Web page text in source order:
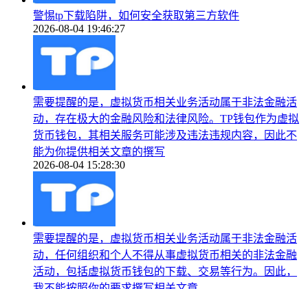
警惕tp下载陷阱，如何安全获取第三方软件
2026-08-04 19:46:27
需要提醒的是，虚拟货币相关业务活动属于非法金融活
动，存在极大的金融风险和法律风险。TP钱包作为虚拟
货币钱包，其相关服务可能涉及违法违规内容，因此不
能为你提供相关文章的撰写
2026-08-04 15:28:30
需要提醒的是，虚拟货币相关业务活动属于非法金融活
动，任何组织和个人不得从事虚拟货币相关的非法金融
活动，包括虚拟货币钱包的下载、交易等行为。因此，